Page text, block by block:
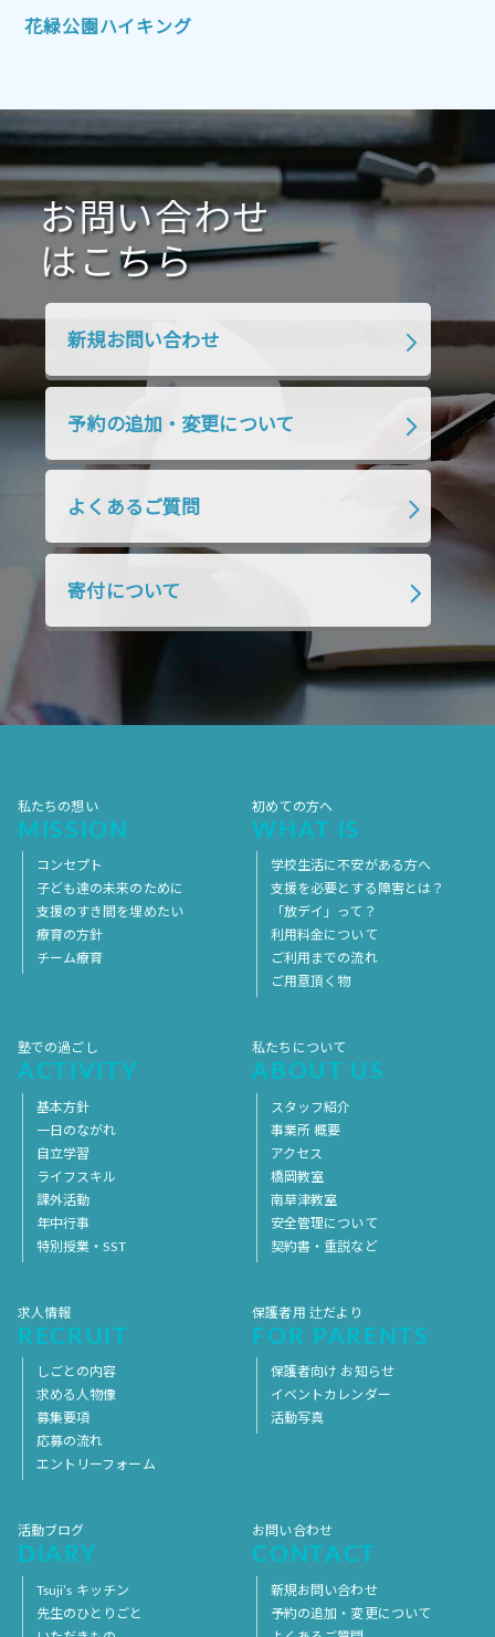
2021年10月 2021年9月
2021年1月 2020年12月 2020年11月
2020年10月 2020年9月 2020年8月
2020年7月 2020年6月 2020年5月
2020年4月 2020年3月 2020年2月
2019年10月 2019年9月
2019年4月
2018年7月 2018年6月
2018年4月 2018年3月 2018年2月
2018年1月 2017年12月
2017年10月 2017年9月 2017年8月
2017年5月
2017年4月
花緑公園ハイキング
お問い合わせ
はこちら
新規お問い合わせ
予約の追加・変更について
よくあるご質問
寄付について
私たちの想い
MISSION
コンセプト
子ども達の未来のために
支援のすき間を埋めたい
療育の方針
チーム療育
初めての方へ
WHAT IS
学校生活に不安がある方へ
支援を必要とする障害とは？
「放デイ」って？
利用料金について
ご利用までの流れ
ご用意頂く物
塾での過ごし
ACTIVITY
基本方針
一日のながれ
自立学習
ライフスキル
課外活動
年中行事
特別授業・SST
私たちについて
ABOUT US
スタッフ紹介
事業所 概要
アクセス
橋岡教室
南草津教室
安全管理について
契約書・重説など
求人情報
RECRUIT
しごとの内容
求める人物像
募集要項
応募の流れ
エントリーフォーム
保護者用 辻だより
FOR PARENTS
保護者向け お知らせ
イベントカレンダー
活動写真
活動ブログ
DIARY
Tsuji’s キッチン
先生のひとりごと
お問い合わせ
CONTACT
新規お問い合わせ
予約の追加・変更について